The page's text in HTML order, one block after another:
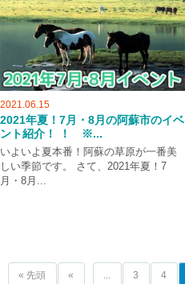
2021.06.15
2021年夏！7月・8月の阿蘇市のイベ
ント紹介！ ！ ※...
いよいよ夏本番！阿蘇の草原が一番美
しい季節です。 さて、2021年夏！7
月・8月...
« 先頭 « ... 3 4